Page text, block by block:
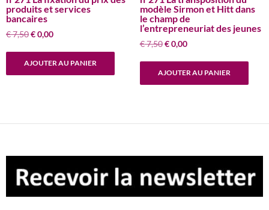
produits et services
bancaires
€7,50Le
€0,00Le
AJOUTER AU PANIER
modèle Sirmon et Hitt dans
le champ de
l’entrepreneuriat des jeunes
€7,50 Le
€0,00Le
AJOUTER AU PANIER